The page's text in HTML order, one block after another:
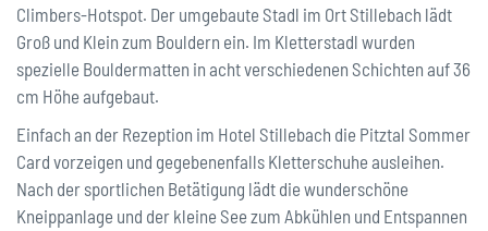
Climbers-Hotspot. Der umgebaute Stadl im Ort Stillebach lädt
Groß und Klein zum Bouldern ein. Im Kletterstadl wurden
spezielle Bouldermatten in acht verschiedenen Schichten auf 36
cm Höhe aufgebaut.
Einfach an der Rezeption im Hotel Stillebach die Pitztal Sommer
Card vorzeigen und gegebenenfalls Kletterschuhe ausleihen.
Nach der sportlichen Betätigung lädt die wunderschöne
Kneippanlage und der kleine See zum Abkühlen und Entspannen